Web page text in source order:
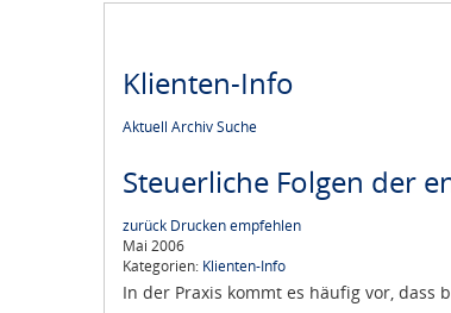
Klienten-Info
Aktuell ArchivSuche
Steuerliche Folgen der
zurück Druckenempfehlen
Mai 2006
Kategorien: Klienten-Info
In der Praxis kommt es häufig vor,